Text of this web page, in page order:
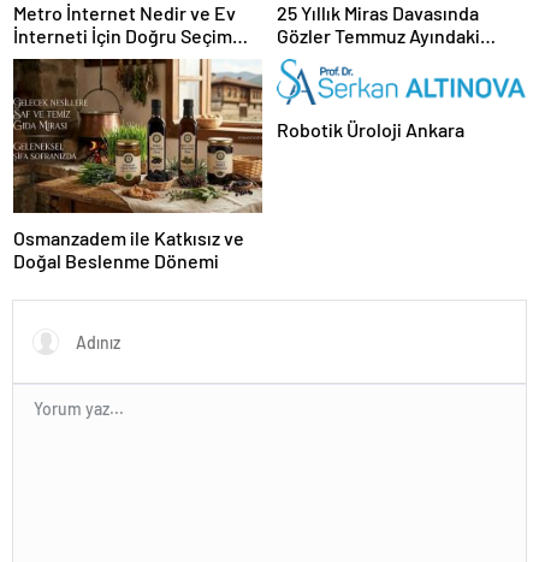
Metro İnternet Nedir ve Ev
İnterneti İçin Doğru Seçim
Nasıl Yapılır
25 Yıllık Miras Davasında
Gözler Temmuz Ayındaki
Karar Duruşmasına Çevrildi
Osmanzadem ile Katkısız ve
Doğal Beslenme Dönemi
Robotik Üroloji Ankara